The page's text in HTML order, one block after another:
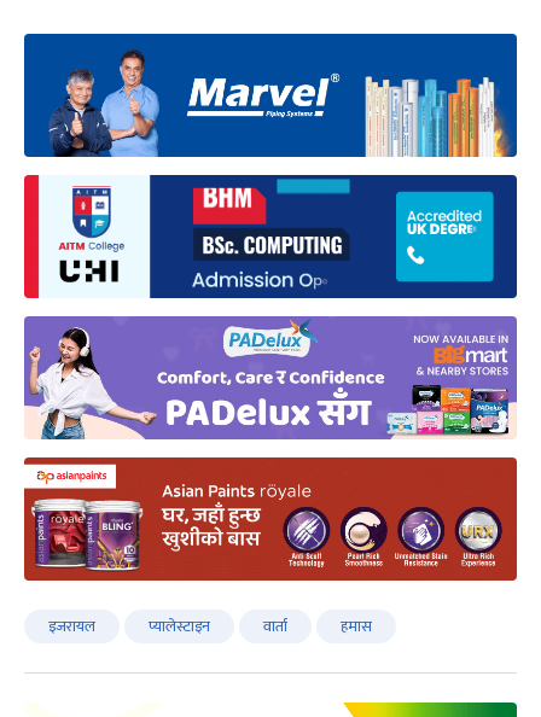
इजरायल प्यालेस्टाइन वार्ता हमास